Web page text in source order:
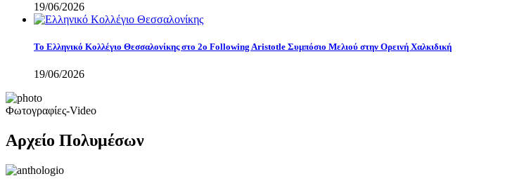
19/06/2026
Το Ελληνικό Κολλέγιο Θεσσαλονίκης στο 2ο Following Aristotle Συμπόσιο Μελιού στην Ορεινή Χαλκιδική
19/06/2026
Φωτογραφίες-Video
Αρχείο Πολυμέσων